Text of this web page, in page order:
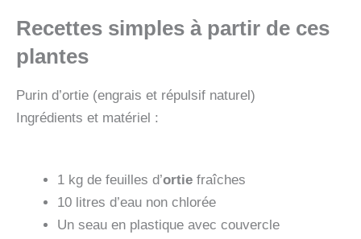
Recettes simples à partir de ces
plantes
Purin d’ortie (engrais et répulsif naturel)
Ingrédients et matériel :
1 kg de feuilles d’ortie fraîches
10 litres d’eau non chlorée
Un seau en plastique avec couvercle